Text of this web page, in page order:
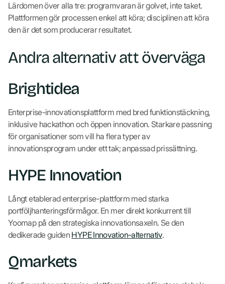
Lärdomen över alla tre: programvaran är golvet, inte taket.
Plattformen gör processen enkel att köra; disciplinen att köra
den är det som producerar resultatet.
Andra alternativ att överväga
Brightidea
Enterprise-innovationsplattform med bred funktionstäckning,
inklusive hackathon och öppen innovation. Starkare passning
för organisationer som vill ha flera typer av
innovationsprogram under ett tak; anpassad prissättning.
HYPE Innovation
Långt etablerad enterprise-plattform med starka
portföljhanteringsförmågor. En mer direkt konkurrent till
Yoomap på den strategiska innovationsaxeln. Se den
dedikerade guiden HYPE Innovation-alternativ.
Qmarkets